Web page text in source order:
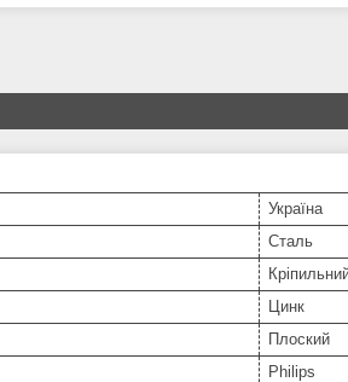
Україна
Сталь
Цинк
Плоский
Philips